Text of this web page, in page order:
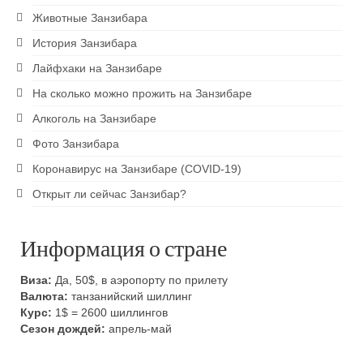
Животные Занзибара
История Занзибара
Лайфхаки на Занзибаре
На сколько можно прожить на Занзибаре
Алкоголь на Занзибаре
Фото Занзибара
Коронавирус на Занзибаре (COVID-19)
Открыт ли сейчас Занзибар?
Информация о стране
Виза: Да, 50$, в аэропорту по прилету
Валюта: танзанийский шиллинг
Курс: 1$ = 2600 шиллингов
Сезон дождей: апрель-май